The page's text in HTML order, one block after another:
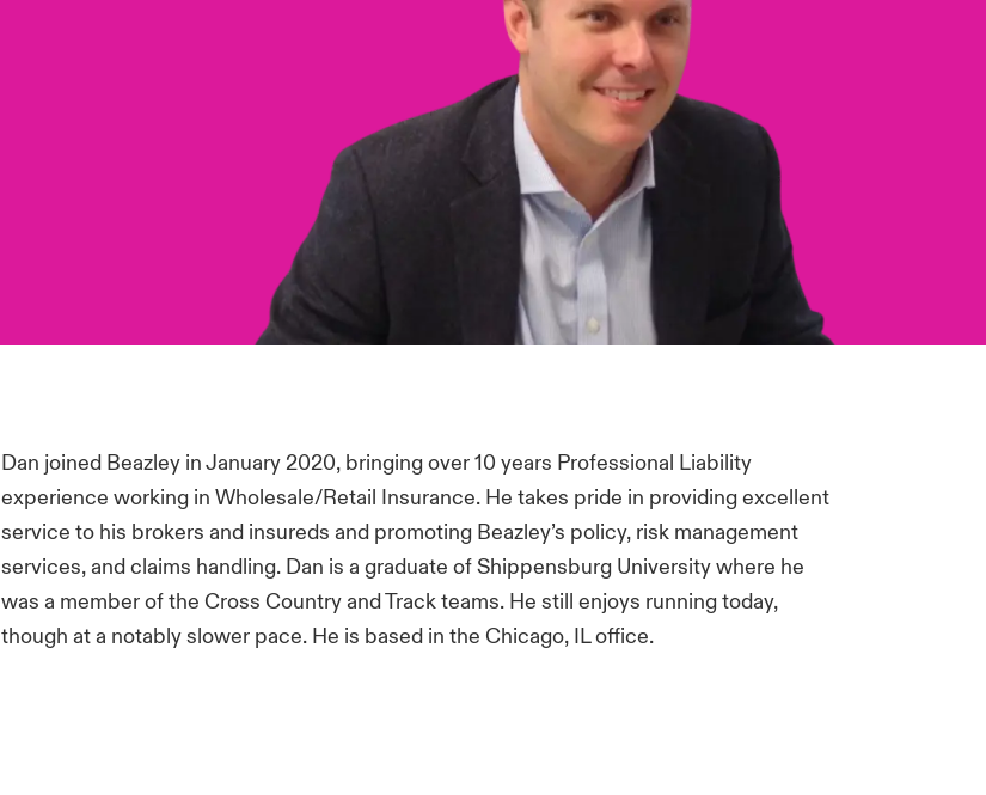
Dan joined Beazley in January 2020, bringing over 10 years Professional Liability
experience working in Wholesale/Retail Insurance. He takes pride in providing excellent
service to his brokers and insureds and promoting Beazley’s policy, risk management
services, and claims handling. Dan is a graduate of Shippensburg University where he
was a member of the Cross Country and Track teams. He still enjoys running today,
though at a notably slower pace. He is based in the Chicago, IL office.